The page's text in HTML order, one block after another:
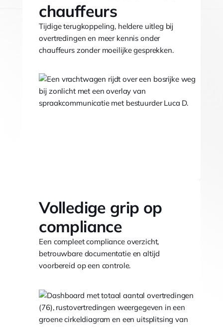
chauffeurs
Tijdige terugkoppeling, heldere uitleg bij
overtredingen en meer kennis onder
chauffeurs zonder moeilijke gesprekken.
Volledige grip op
compliance
Een compleet compliance overzicht,
betrouwbare documentatie en altijd
voorbereid op een controle.